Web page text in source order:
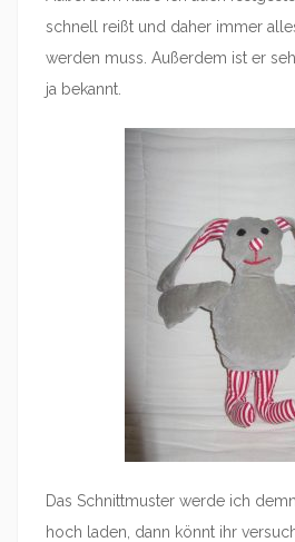
schnell reißt und daher immer
werden muss. Außerdem ist er
ja bekannt.
Das Schnittmuster werde ich
hoch laden, dann könnt ihr